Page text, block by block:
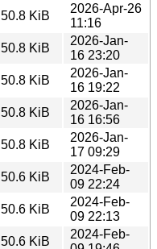
50.8 KiB
2026-Apr-26
11:16
50.8 KiB
2026-Jan-
16 23:20
50.8 KiB
2026-Jan-
16 19:22
50.8 KiB
2026-Jan-
16 16:56
50.8 KiB
2026-Jan-
17 09:29
50.6 KiB
2024-Feb-
09 22:24
50.6 KiB
2024-Feb-
09 22:13
50.6 KiB
2024-Feb-